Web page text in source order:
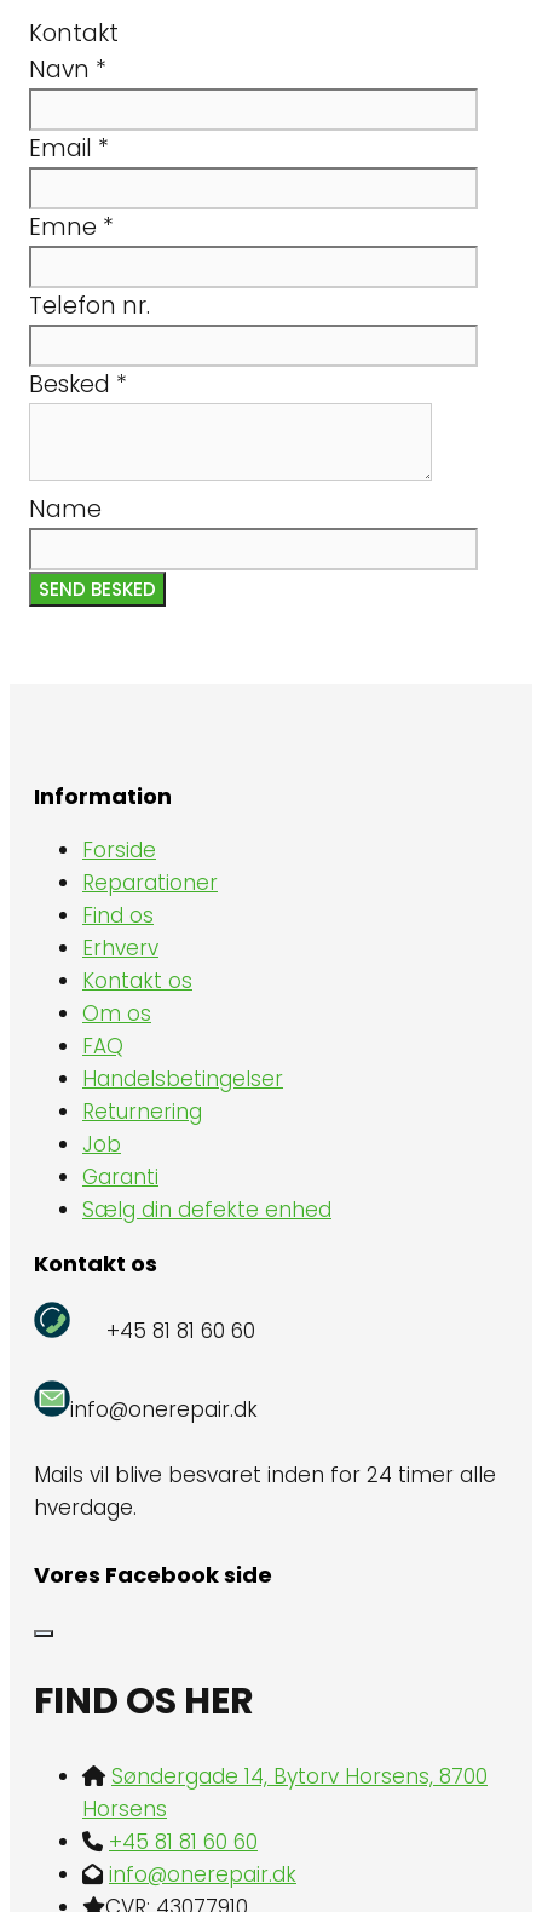
Kontakt
Navn *
Email *
Emne *
Telefon nr.
Besked *
Name
SEND BESKED
Information
Forside
Reparationer
Find os
Erhverv
Kontakt os
Om os
FAQ
Handelsbetingelser
Returnering
Job
Garanti
Sælg din defekte enhed
Kontakt os
+45 81 81 60 60
info@onerepair.dk
Mails vil blive besvaret inden for 24 timer alle
hverdage.
Vores Facebook side
FIND OS HER
Søndergade 14, Bytorv Horsens, 8700
Horsens
+45 81 81 60 60
info@onerepair.dk